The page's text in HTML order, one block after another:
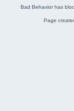
Bad Behaviorhas
Page